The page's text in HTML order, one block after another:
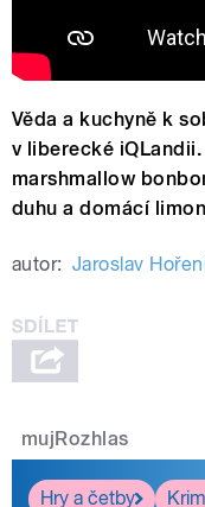
Věda a kuchyně k
v liberecké
marshmallow
duhu a domácí
autor: Jaroslav
mujRozhlas
Hry a četby